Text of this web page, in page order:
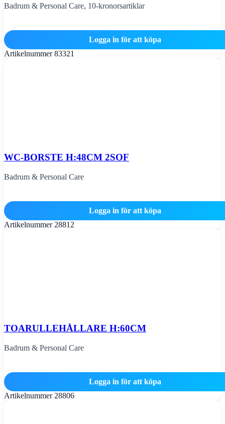
Badrum & Personal Care, 10-kronorsartiklar
Logga in för att köpa
Artikelnummer83321
WC-BORSTE H:48CM 2SOF
Badrum & Personal Care
Logga in för att köpa
Artikelnummer 28812
TOARULLEHÅLLARE H:60CM
Badrum & Personal Care
Logga in för att köpa
Artikelnummer 28806